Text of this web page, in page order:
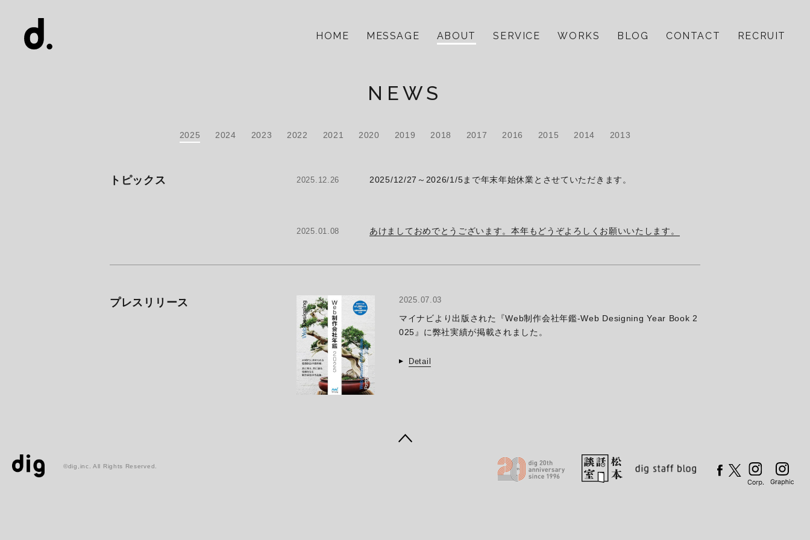
HOME MESSAGE ABOUT SERVICE WORKS BLOG CONTACT RECRUIT
NEWS
2025 2024 2023 2022 2021 2020 2019 2018 2017 2016 2015 2014 2013
トピックス 2025.12.26 2025/12/27～2026/1/5まで年末年始休業とさせていただきます。
2025.01.08 あけましておめでとうございます。本年もどうぞよろしくお願いいたします。
プレスリリース 2025.07.03
マイナビより出版された『Web制作会社年鑑-Web Designing Year Book 2
025』に弊社実績が掲載されました。
Detail
©dig,inc. All Rights Reserved.